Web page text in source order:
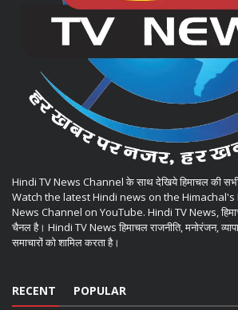
Hindi TV News Channel के साथ देखिये हिमाचल की सभी
Watch the latest Hindi news on the
News Channel on YouTube. Hindi TV News,
चैनल है। Hindi TV News हिमाचल राजनीति, मनोरंजन,
समाचारों को शामिल करता है।
RECENT POPULAR